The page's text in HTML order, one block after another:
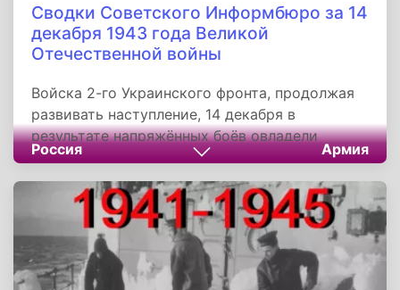
Сводки Советского Информбюро за 14
декабря 1943 года Великой
Отечественной войны
Войска 2-го Украинского фронта, продолжая
развивать наступление, 14 декабря в
результате напряжённых боёв овладели
городом Черкассы, важным узлом обороны
немцев на правом берегу Днепра. Западнее
Кременчуга наши войска продолжали
наступление и овладели пунктами
Шабельники, Боровица, Погорельцы, Мордва,
Росошенцы.
Россия Армия